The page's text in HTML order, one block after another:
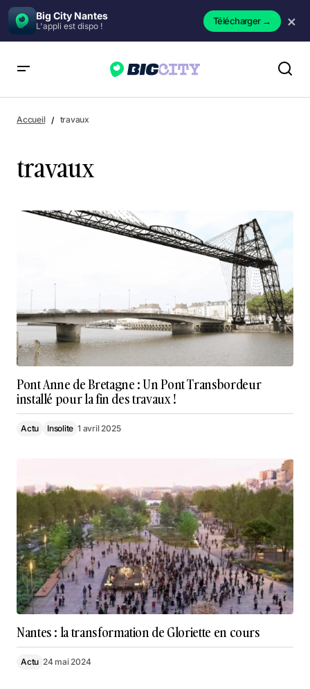
Big City Nantes
L'appli est dispo ! Télécharger→ ×
Accueil travaux
travaux
Pont Anne de Bretagne : Un Pont Transbordeur
installé pour la fin des travaux !
Actu Insolite 1 avril 2025
Nantes : la transformation de Gloriette en cours
Actu 24 mai 2024